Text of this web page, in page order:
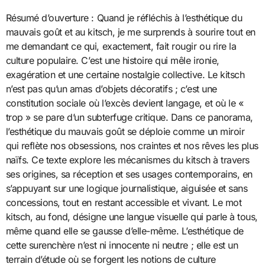
Résumé d’ouverture : Quand je réfléchis à l’esthétique du
mauvais goût et au kitsch, je me surprends à sourire tout en
me demandant ce qui, exactement, fait rougir ou rire la
culture populaire. C’est une histoire qui mêle ironie,
exagération et une certaine nostalgie collective. Le kitsch
n’est pas qu’un amas d’objets décoratifs ; c’est une
constitution sociale où l’excès devient langage, et où le «
trop » se pare d’un subterfuge critique. Dans ce panorama,
l’esthétique du mauvais goût se déploie comme un miroir
qui reflète nos obsessions, nos craintes et nos rêves les plus
naïfs. Ce texte explore les mécanismes du kitsch à travers
ses origines, sa réception et ses usages contemporains, en
s’appuyant sur une logique journalistique, aiguisée et sans
concessions, tout en restant accessible et vivant. Le mot
kitsch, au fond, désigne une langue visuelle qui parle à tous,
même quand elle se gausse d’elle-même. L’esthétique de
cette surenchère n’est ni innocente ni neutre ; elle est un
terrain d’étude où se forgent les notions de culture